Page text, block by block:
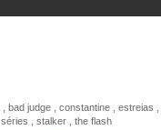
, bad judge , constantine , estreias ,
séries , stalker , the flash